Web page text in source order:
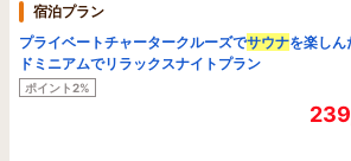
宿泊プラン
プライベートチャータークルーズでサウナを楽しん
ドミニアムでリラックスナイトプラン
ポイント2%